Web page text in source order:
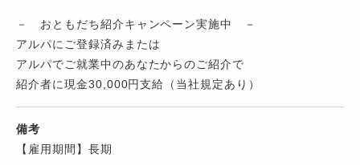
－ おともだち紹介キャンペーン実施中 －
アルパにご登録済みまたは
アルパでご就業中のあなたからのご紹介で
紹介者に現金30,000円支給（当社規定あり）
備考
【雇用期間】長期